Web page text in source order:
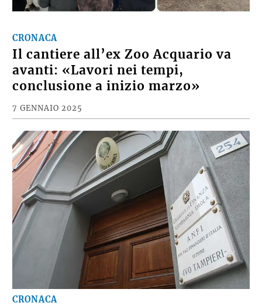
CRONACA
Il cantiere all’ex Zoo Acquario va
avanti: «Lavori nei tempi,
conclusione a inizio marzo»
7 GENNAIO 2025
CRONACA